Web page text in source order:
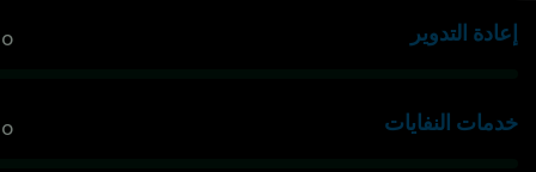
إعادة التدوير 0
خدمات النفايات 0